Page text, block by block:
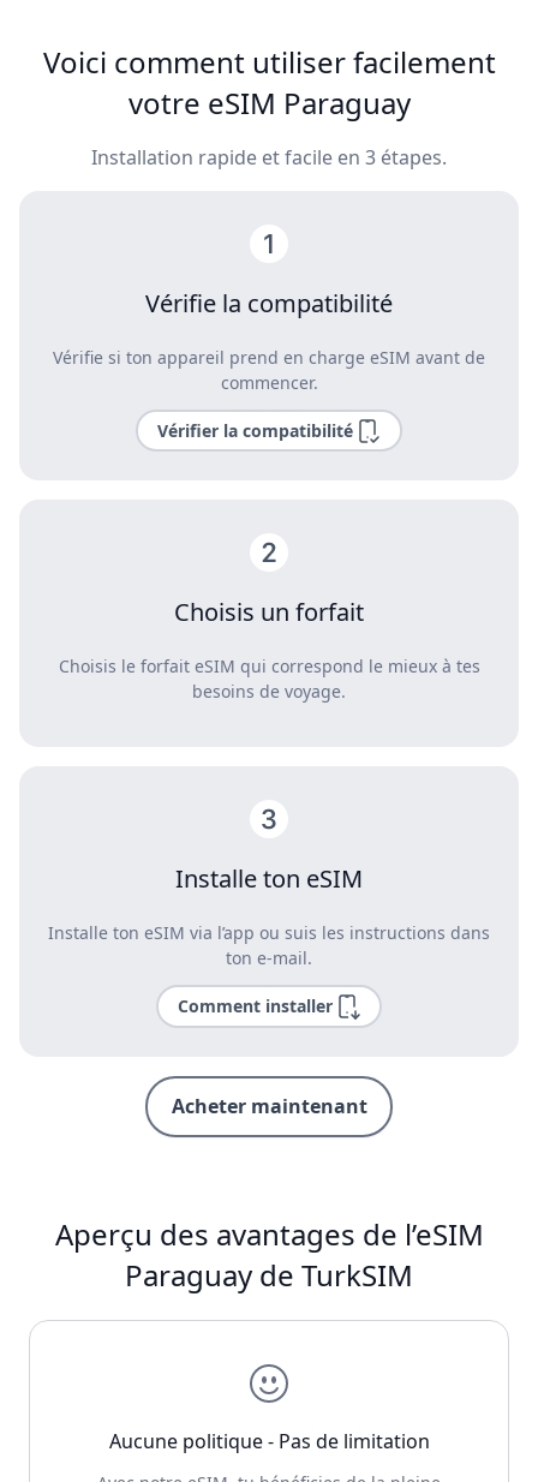
Voici comment utiliser facilement
votre eSIM Paraguay
Installation rapide et facile en 3 étapes.
Vérifie la compatibilité
Vérifie si ton appareil prend en charge eSIM avant de
commencer.
Vérifier la compatibilité
Choisis un forfait
Choisis le forfait eSIM qui correspond le mieux à tes
besoins de voyage.
Installe ton eSIM
Installe ton eSIM via l’app ou suis les instructions dans
ton e-mail.
Comment installer
Acheter maintenant
Aperçu des avantages de l’eSIM
Paraguay de TurkSIM
Aucune politique - Pas de limitation